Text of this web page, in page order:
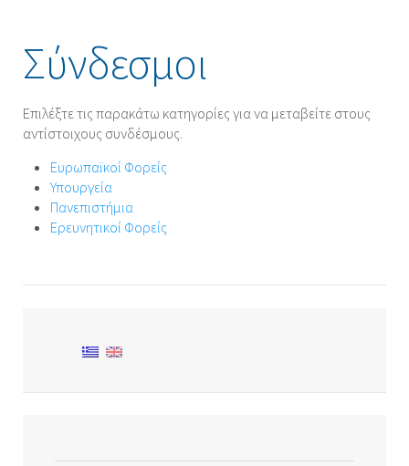
Σύνδεσμοι
Επιλέξτε τις παρακάτω κατηγορίες για να μεταβείτε στους
αντίστοιχους συνδέσμους.
Ευρωπαϊκοί Φορείς
Υπουργεία
Πανεπιστήμια
Ερευνητικοί Φορείς